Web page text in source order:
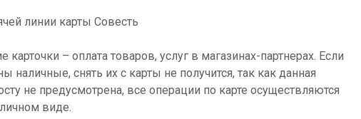
карточки – оплата товаров, услуг в магазинах-партнерах. Если
наличные, снять их с карты не получится, так как данная
не предусмотрена, все операции по карте осуществляются
виде.